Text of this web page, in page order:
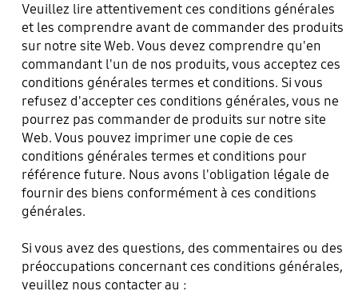
Veuillez lire attentivement ces conditions générales
et les comprendre avant de commander des produits
sur notre site Web. Vous devez comprendre qu'en
commandant l'un de nos produits, vous acceptez ces
conditions générales termes et conditions. Si vous
refusez d'accepter ces conditions générales, vous ne
pourrez pas commander de produits sur notre site
Web. Vous pouvez imprimer une copie de ces
conditions générales termes et conditions pour
référence future. Nous avons l'obligation légale de
fournir des biens conformément à ces conditions
générales.
Si vous avez des questions, des commentaires ou des
préoccupations concernant ces conditions générales,
veuillez nous contacter au :